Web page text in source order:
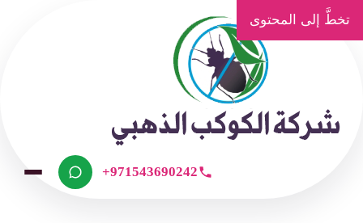
تخطَّ إلى المحتوى
+971543690242